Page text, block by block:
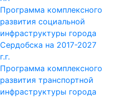
Программа комплексного
развития социальной
инфраструктуры города
Сердобска на 2017-2027
г.г.
Программа комплексного
развития транспортной
инфраструктуры города